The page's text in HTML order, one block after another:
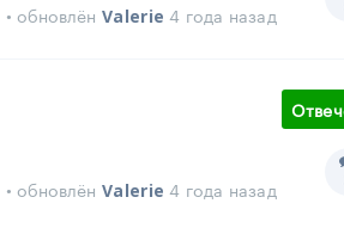
• обновлёнValerie 4 года назад
• обновлёнValerie 4 года назад